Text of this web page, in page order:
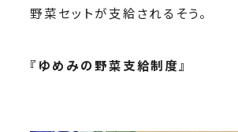
野菜セットが支給されるそう。
『ゆめみの野菜支給制度』